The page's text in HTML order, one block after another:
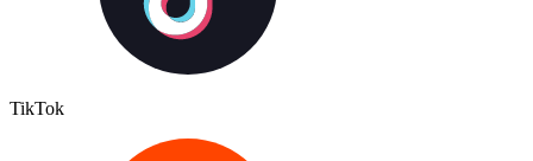
TikTok